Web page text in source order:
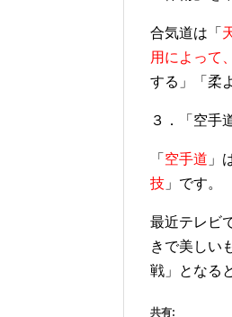
合気道は「
用によって
する」「柔
３．「空手
「 空手道 」
技 」です。
最近テレビ
きで美しい
戦」となる
共有: